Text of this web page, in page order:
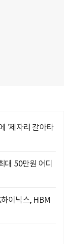
'제자리 갈아타
대 50만원 어디
이닉스, HBM